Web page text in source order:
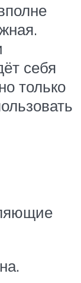
себя
только